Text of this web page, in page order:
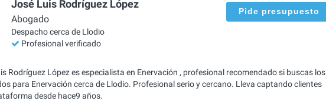
José Luis Rodríguez López
Abogado
Despacho cerca de Llodio
Profesional verificado
Pide presupuesto
Rodríguez López es especialista en Enervación , profesional recomendado si buscas los
para Enervación cerca de Llodio. Profesional serio y cercano. Lleva captando clientes
desde hace9 años.